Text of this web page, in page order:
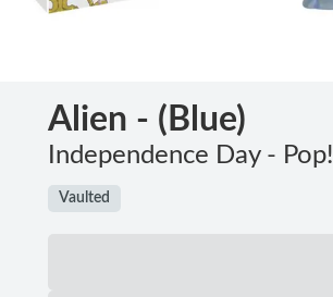
Alien - (Blue)
Independence Day - Pop!
Vaulted